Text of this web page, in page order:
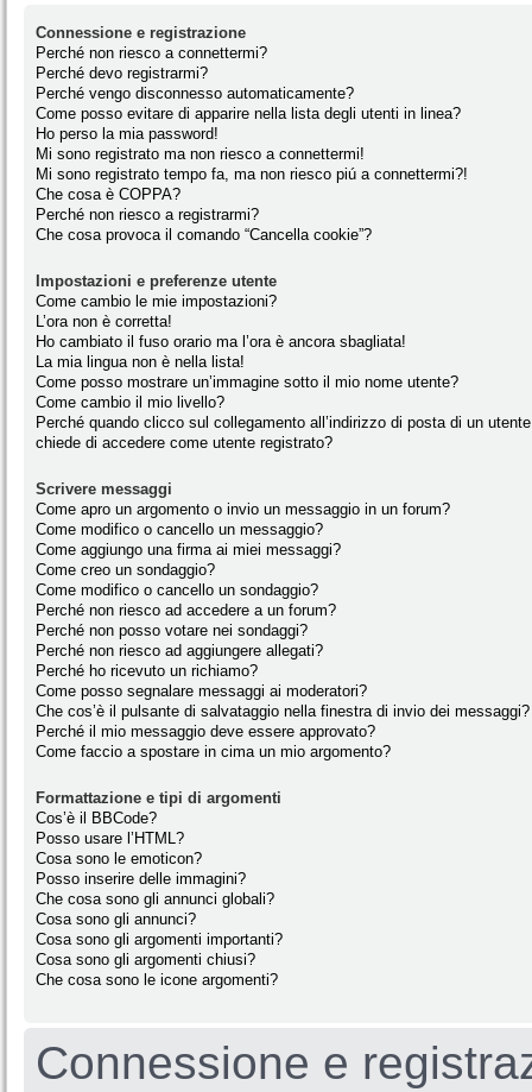
Connessione e registrazione
Perché non riesco a connettermi?
Perché devo registrarmi?
Perché vengo disconnesso automaticamente?
Come posso evitare di apparire nella lista degli utenti in linea?
Ho perso la mia password!
Mi sono registrato ma non riesco a connettermi!
Mi sono registrato tempo fa, ma non riesco piú a connettermi?!
Che cosa è COPPA?
Perché non riesco a registrarmi?
Che cosa provoca il comando “Cancella cookie”?
Impostazioni e preferenze utente
Come cambio le mie impostazioni?
L’ora non è corretta!
Ho cambiato il fuso orario ma l’ora è ancora sbagliata!
La mia lingua non è nella lista!
Come posso mostrare un’immagine sotto il mio nome utente?
Come cambio il mio livello?
Perché quando clicco sul collegamento all’indirizzo di posta di un
chiede di accedere come utente registrato?
Scrivere messaggi
Come apro un argomento o invio un messaggio in un forum?
Come modifico o cancello un messaggio?
Come aggiungo una firma ai miei messaggi?
Come creo un sondaggio?
Come modifico o cancello un sondaggio?
Perché non riesco ad accedere a un forum?
Perché non posso votare nei sondaggi?
Perché non riesco ad aggiungere allegati?
Perché ho ricevuto un richiamo?
Come posso segnalare messaggi ai moderatori?
Che cos’è il pulsante di salvataggio nella finestra di invio dei messaggi?
Perché il mio messaggio deve essere approvato?
Come faccio a spostare in cima un mio argomento?
Formattazione e tipi di argomenti
Cos’è il BBCode?
Posso usare l’HTML?
Cosa sono le emoticon?
Posso inserire delle immagini?
Che cosa sono gli annunci globali?
Cosa sono gli annunci?
Cosa sono gli argomenti importanti?
Cosa sono gli argomenti chiusi?
Che cosa sono le icone argomenti?
Connessione e